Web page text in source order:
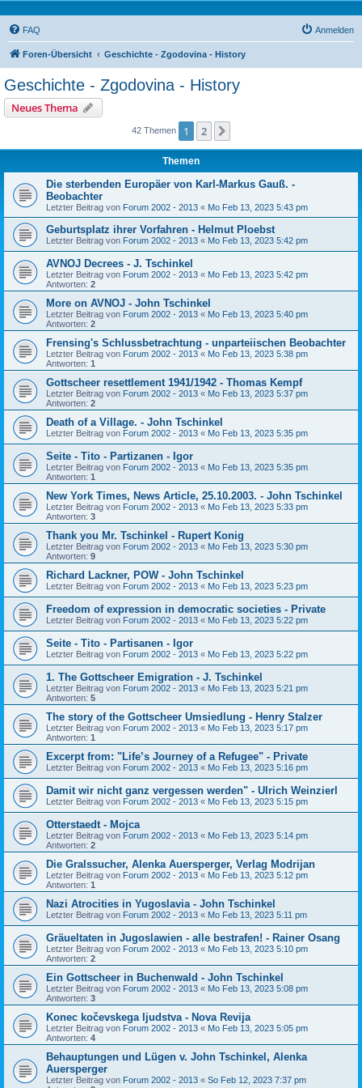
FAQ Anmelden
Foren-Übersicht Geschichte - Zgodovina - History
Geschichte - Zgodovina - History
Neues Thema
42 Themen 1 2
Themen
Die sterbenden Europäer von Karl-Markus Gauß. -
Beobachter
Letzter Beitrag von Forum 2002 - 2013 « Mo Feb 13, 2023 5:43 pm
Geburtsplatz ihrer Vorfahren - Helmut Ploebst
Letzter Beitrag von Forum 2002 - 2013 « Mo Feb 13, 2023 5:42 pm
AVNOJ Decrees - J. Tschinkel
Letzter Beitrag von Forum 2002 - 2013 « Mo Feb 13, 2023 5:42 pm
Antworten: 2
More on AVNOJ - John Tschinkel
Letzter Beitrag von Forum 2002 - 2013 « Mo Feb 13, 2023 5:40 pm
Antworten: 2
Frensing's Schlussbetrachtung - unparteiischen Beobachter
Letzter Beitrag von Forum 2002 - 2013 « Mo Feb 13, 2023 5:38 pm
Antworten: 1
Gottscheer resettlement 1941/1942 - Thomas Kempf
Letzter Beitrag von Forum 2002 - 2013 « Mo Feb 13, 2023 5:37 pm
Antworten: 2
Death of a Village. - John Tschinkel
Letzter Beitrag von Forum 2002 - 2013 « Mo Feb 13, 2023 5:35 pm
Seite - Tito - Partizanen - Igor
Letzter Beitrag von Forum 2002 - 2013 « Mo Feb 13, 2023 5:35 pm
Antworten: 1
New York Times, News Article, 25.10.2003. - John Tschinkel
Letzter Beitrag von Forum 2002 - 2013 « Mo Feb 13, 2023 5:33 pm
Antworten: 3
Thank you Mr. Tschinkel - Rupert Konig
Letzter Beitrag von Forum 2002 - 2013 « Mo Feb 13, 2023 5:30 pm
Antworten: 9
Richard Lackner, POW - John Tschinkel
Letzter Beitrag von Forum 2002 - 2013 « Mo Feb 13, 2023 5:23 pm
Freedom of expression in democratic societies - Private
Letzter Beitrag von Forum 2002 - 2013 « Mo Feb 13, 2023 5:22 pm
Seite - Tito - Partisanen - Igor
Letzter Beitrag von Forum 2002 - 2013 « Mo Feb 13, 2023 5:22 pm
1. The Gottscheer Emigration - J. Tschinkel
Letzter Beitrag von Forum 2002 - 2013 « Mo Feb 13, 2023 5:21 pm
Antworten: 5
The story of the Gottscheer Umsiedlung - Henry Stalzer
Letzter Beitrag von Forum 2002 - 2013 « Mo Feb 13, 2023 5:17 pm
Antworten: 1
Excerpt from: "Life’s Journey of a Refugee" - Private
Letzter Beitrag von Forum 2002 - 2013 « Mo Feb 13, 2023 5:16 pm
Damit wir nicht ganz vergessen werden" - Ulrich Weinzierl
Letzter Beitrag von Forum 2002 - 2013 « Mo Feb 13, 2023 5:15 pm
Otterstaedt - Mojca
Letzter Beitrag von Forum 2002 - 2013 « Mo Feb 13, 2023 5:14 pm
Antworten: 2
Die Gralssucher, Alenka Auersperger, Verlag Modrijan
Letzter Beitrag von Forum 2002 - 2013 « Mo Feb 13, 2023 5:12 pm
Antworten: 1
Nazi Atrocities in Yugoslavia - John Tschinkel
Letzter Beitrag von Forum 2002 - 2013 « Mo Feb 13, 2023 5:11 pm
Gräueltaten in Jugoslawien - alle bestrafen! - Rainer Osang
Letzter Beitrag von Forum 2002 - 2013 « Mo Feb 13, 2023 5:10 pm
Antworten: 2
Ein Gottscheer in Buchenwald - John Tschinkel
Letzter Beitrag von Forum 2002 - 2013 « Mo Feb 13, 2023 5:08 pm
Antworten: 3
Konec kočevskega Ijudstva - Nova Revija
Letzter Beitrag von Forum 2002 - 2013 « Mo Feb 13, 2023 5:05 pm
Antworten: 4
Behauptungen und Lügen v. John Tschinkel, Alenka
Auersperger
Letzter Beitrag von Forum 2002 - 2013 « So Feb 12, 2023 7:37 pm